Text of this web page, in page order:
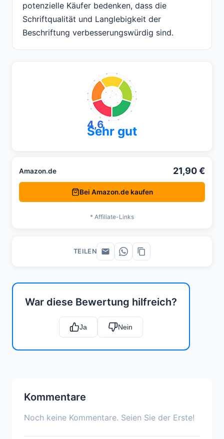
potenzielle Käufer bedenken, dass die
Schriftqualität und Langlebigkeit der
Beschriftung verbesserungswürdig sind.
War diese Bewertung hilfreich?
Ja Nein
Kommentare
Noch keine Kommentare. Seien Sie der Erste!
4,6
Sehr gut
Amazon.de 21,90 €
Bei Amazon.de kaufen
* Affiliate-Links
TEILEN